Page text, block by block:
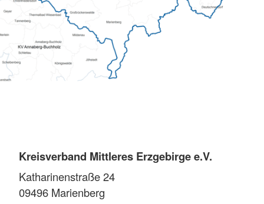
Kreisverband Mittleres Erzgebirge e.V.
Katharinenstraße 24
09496 Marienberg